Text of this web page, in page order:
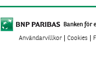
Banken för
Användarvillkor Cookies